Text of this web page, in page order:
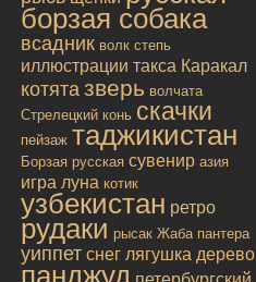
борзая собака
всадник волк степь
иллюстрации такса Каракал
котята зверь волчата
Стрелецкий конь скачки
пейзаж таджикистан
Борзая русская сувенир азия
игра луна котик
узбекистан ретро
рудаки рысак Жаба пантера
уиппет снег лягушка дерево
панджуд